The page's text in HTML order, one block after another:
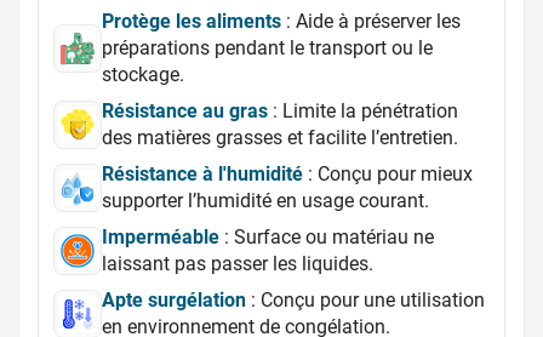
Protège les aliments : Aide à préserver les
préparations pendant le transport ou le
stockage.
Résistance au gras : Limite la pénétration
des matières grasses et facilite l’entretien.
Résistance à l'humidité : Conçu pour mieux
supporter l’humidité en usage courant.
Imperméable : Surface ou matériau ne
laissant pas passer les liquides.
Apte surgélation : Conçu pour une utilisation
en environnement de congélation.